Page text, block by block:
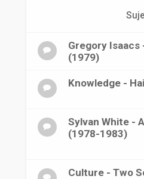
Gregory Isaacs
(1979)
Knowledge -
Sylvan White -
(1978-1983)
Culture - Two